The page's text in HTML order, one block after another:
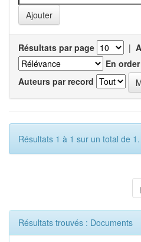
Résultats par page |
En order
Auteurs par record
Résultats 1 à 1 sur un total de 1.
Résultats trouvés : Documents